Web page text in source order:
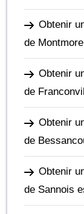
Obtenir
de
Obtenir
de
Obtenir
de
Obtenir
de Sannois